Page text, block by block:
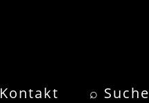
Kontakt ⌕ Suche